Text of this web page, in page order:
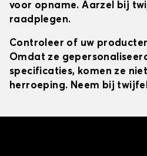
voor opname. Aarzel bij
raadplegen.
Controleer of uw
Omdat ze
specificaties, komen ze
herroeping. Neem bij